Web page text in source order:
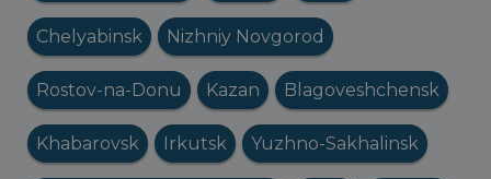
Chelyabinsk Nizhniy Novgorod
Rostov-na-Donu Kazan Blagoveshchensk
Khabarovsk Irkutsk Yuzhno-Sakhalinsk